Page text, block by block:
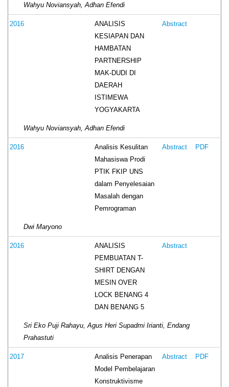
Wahyu Noviansyah, Adhan Efendi
2016
ANALISIS
KESIAPAN DAN
HAMBATAN
PARTNERSHIP
MAK-DUDI DI
DAERAH
ISTIMEWA
YOGYAKARTA
Abstract
Wahyu Noviansyah, Adhan Efendi
2016
Analisis Kesulitan
Mahasiswa Prodi
PTIK FKIP UNS
dalam Penyelesaian
Masalah dengan
Pemrograman
Abstract PDF
Dwi Maryono
2016
ANALISIS
PEMBUATAN T-
SHIRT DENGAN
MESIN OVER
LOCK BENANG 4
DAN BENANG 5
Abstract
Sri Eko Puji Rahayu, Agus Heri Supadmi Irianti, Endang
Prahastuti
2017
Analisis Penerapan
Model Pembelajaran
Konstruktivisme
Abstract PDF